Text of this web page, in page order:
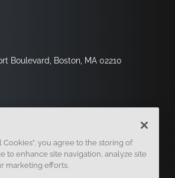
Boulevard, Boston, MA 02210
Légal
Cookies”, you agree to the storing of
to enhance site navigation, analyze site
marketing efforts.